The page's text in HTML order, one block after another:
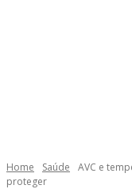
Home Saúde
AVC e
proteger